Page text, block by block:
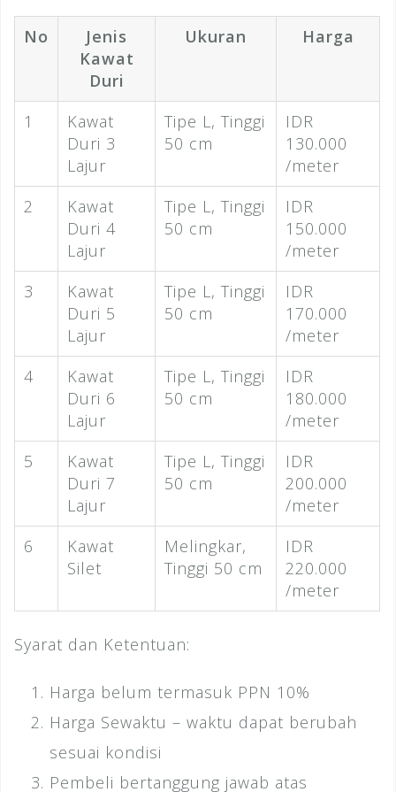
No
Jenis
Kawat
Duri
Ukuran Harga
1
Kawat
Duri 3
Lajur
Tipe L, Tinggi
50 cm
IDR
130.000
/meter
2
Kawat
Duri 4
Lajur
Tipe L, Tinggi
50 cm
IDR
150.000
/meter
3
Kawat
Duri 5
Lajur
Tipe L, Tinggi
50 cm
IDR
170.000
/meter
4
Kawat
Duri 6
Lajur
Tipe L, Tinggi
50 cm
IDR
180.000
/meter
5
Kawat
Duri 7
Lajur
Tipe L, Tinggi
50 cm
IDR
200.000
/meter
6
Kawat
Silet
Melingkar,
Tinggi 50 cm
IDR
220.000
/meter
Syarat dan Ketentuan:
Harga belum termasuk PPN 10%
Harga Sewaktu – waktu dapat berubah
sesuai kondisi
Pembeli bertanggung jawab atas